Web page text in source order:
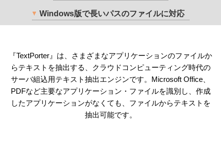
Windows版で長いパスのファイルに対応
『TextPorter』は、さまざまなアプリケーションのファイルか
らテキストを抽出する、クラウドコンピューティング時代の
サーバ組込用テキスト抽出エンジンです。Microsoft Office、
PDFなど主要なアプリケーション・ファイルを識別し、作成
したアプリケーションがなくても、ファイルからテキストを
抽出可能です。